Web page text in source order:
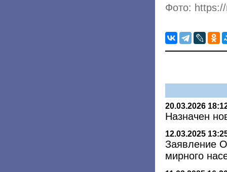
Фото:
20.03.2026
Назначен
12.03.2025
Заявление
мирного